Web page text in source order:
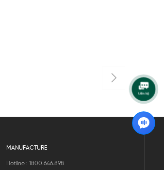
MANUFACTURE
Hotline : 1800.646.898